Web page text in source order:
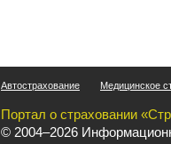
Автострахование Медицинское
Портал о страховании
© 2004–2026